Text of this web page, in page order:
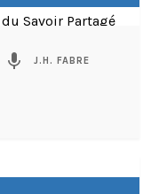
mic J.H. FABRE